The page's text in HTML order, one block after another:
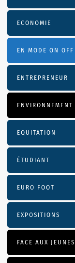
ECONOMIE
EN MODE ON OFF
ENTREPRENEUR
ENVIRONNEMENT
EQUITATION
ÉTUDIANT
EURO FOOT
EXPOSITIONS
FACE AUX JEUNES